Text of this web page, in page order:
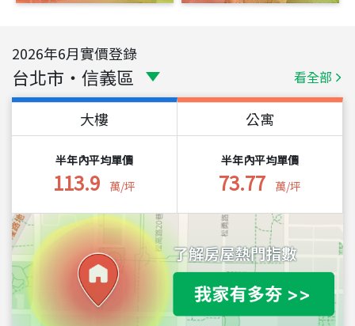
2026年6月實價登錄
台北市 ・ 信義區 看全部
大樓
半年內平均單價
113.9 萬/坪
公寓
半年內平均單價
73.77 萬/坪